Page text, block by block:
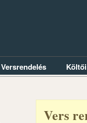
Versrendelés
Vers